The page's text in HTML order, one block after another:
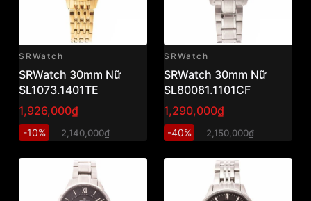
SRWatch
SRWatch 30mm Nữ
SL1073.1401TE
1,926,000₫
-10% 2,140,000₫
SRWatch
SRWatch 30mm Nữ
SL80081.1101CF
1,290,000₫
-40% 2,150,000₫